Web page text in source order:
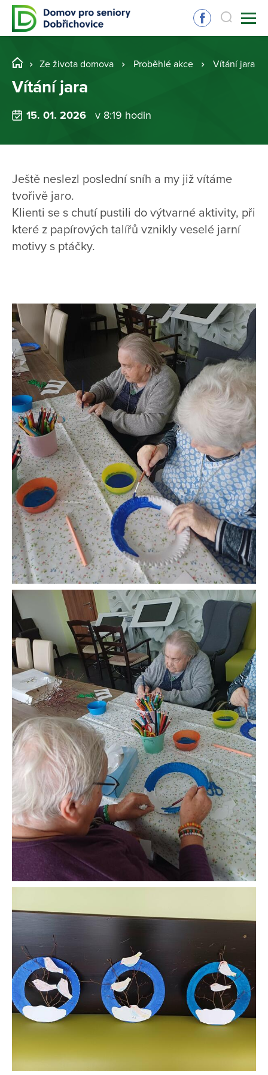
Ze života domova Proběhlé akce Vítání jara
Vítání jara
15. 01. 2026 v 8:19 hodin
Ještě neslezl poslední sníh a my již vítáme
tvořivě jaro.
Klienti se s chutí pustili do výtvarné aktivity, při
které z papírových talířů vznikly veselé jarní
motivy s ptáčky.